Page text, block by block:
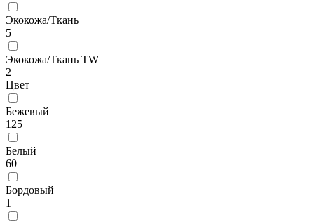
Экокожа/Ткань
5
Экокожа/Ткань TW
2
Цвет
Бежевый
125
Белый
60
Бордовый
1